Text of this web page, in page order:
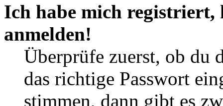
Ich habe mich
anmelden!
Überprüfe zuerst, ob du
das richtige Passwort
stimmen, dann gibt es